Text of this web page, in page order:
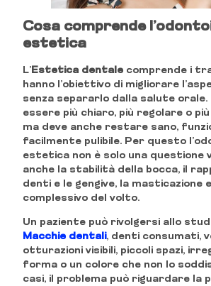
Cosa comprende
estetica
L’ Estetica dentale comprende i
hanno l’obiettivo di migliorare
senza separarlo dalla salute orale.
essere più chiaro, più regolare o
ma deve anche restare sano,
facilmente pulibile. Per questo
estetica non è solo una questione
anche la stabilità della bocca, il
denti e le gengive, la masticazione
complessivo del volto.
Un paziente può rivolgersi allo
Macchie dentali, denti consumati,
otturazioni visibili, piccoli spazi,
forma o un colore che non lo
casi, il problema può riguardare la